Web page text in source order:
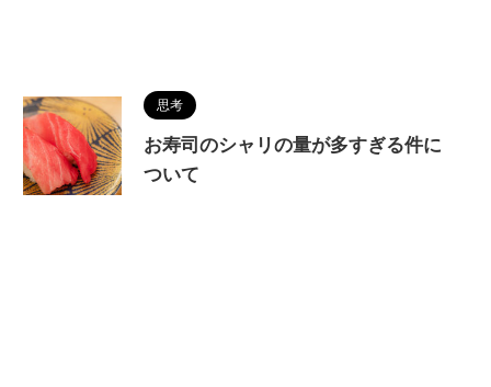
思考
お寿司のシャリの量が多すぎる件に
ついて